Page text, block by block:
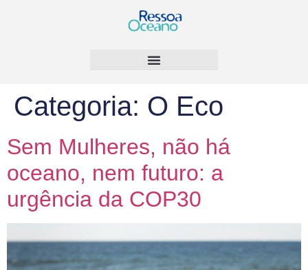
Categoria: O Eco
Sem Mulheres, não há
oceano, nem futuro: a
urgência da COP30